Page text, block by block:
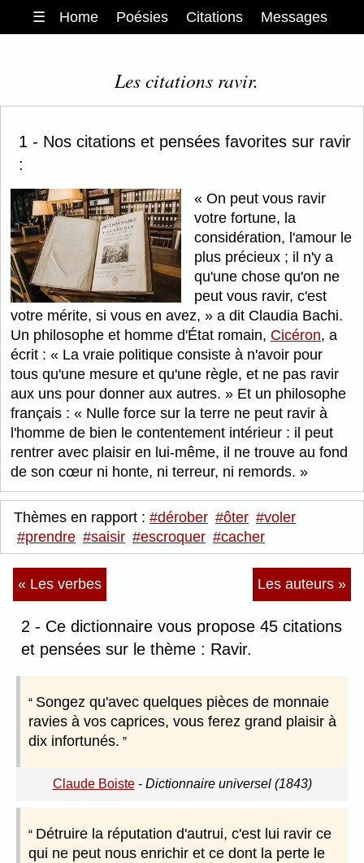
☰ Home Poésies Citations Messages
Les citations ravir.
1 - Nos citations et pensées favorites sur ravir
:
On peut vous ravir
votre fortune, la
considération, l'amour le
plus précieux ; il n'y a
qu'une chose qu'on ne
peut vous ravir, c'est
votre mérite, si vous en avez,
a dit Claudia Bachi.
Un philosophe et homme d'État romain, Cicéron, a
écrit :
La vraie politique consiste à n'avoir pour
tous qu'une mesure et qu'une règle, et ne pas ravir
aux uns pour donner aux autres.
Et un philosophe
français :
Nulle force sur la terre ne peut ravir à
l'homme de bien le contentement intérieur : il peut
rentrer avec plaisir en lui-même, il ne trouve au fond
de son cœur ni honte, ni terreur, ni remords.
Thèmes en rapport : #dérober #ôter #voler
#prendre #saisir #escroquer #cacher
« Les verbes Les auteurs »
2 - Ce dictionnaire vous propose 45 citations
et pensées sur le thème : Ravir.
Songez qu'avec quelques pièces de monnaie
ravies à vos caprices, vous ferez grand plaisir à
dix infortunés.
Claude Boiste- Dictionnaire universel (1843)
Détruire la réputation d'autrui, c'est lui ravir ce
qui ne peut nous enrichir et ce dont la perte le